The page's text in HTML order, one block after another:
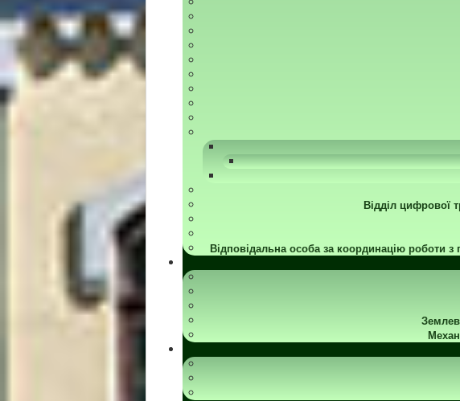
Відділ цифрової
Відповідальна особа за координацію роботи з